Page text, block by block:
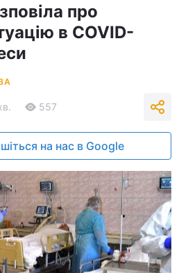
про
в COVID-
557
на нас в Google